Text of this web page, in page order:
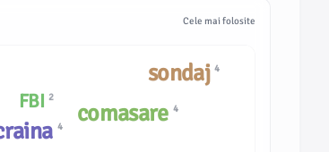
Cele mai folosite
comasare4
4
sondaj4
FBI 2